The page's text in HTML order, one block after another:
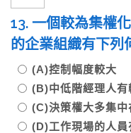
13. 一個較為集權
的企業組織有下
(A)控制幅度較大
(B)中低階經理人
(C)決策權大多集
(D)工作現場的人員